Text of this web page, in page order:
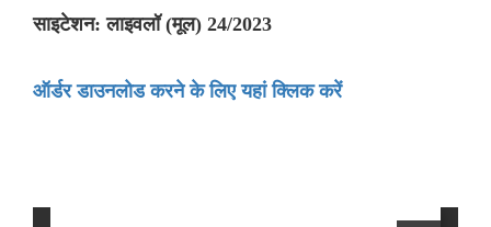
साइटेशन: लाइवलॉ (मूल) 24/2023
ऑर्डर डाउनलोड करने के लिए यहां क्लिक करें